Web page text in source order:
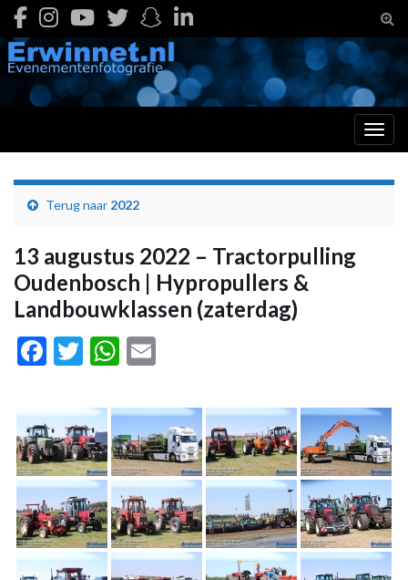
Terug naar 2022
13 augustus 2022 – Tractorpulling
Oudenbosch | Hypropullers &
Landbouwklassen (zaterdag)
Facebook
TwitterWhatsApp